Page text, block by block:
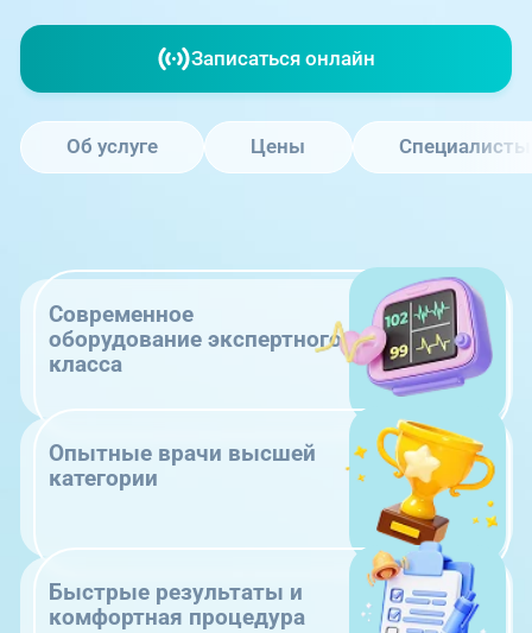
+7 (351) 220-00-03
Записаться онлайн
Об услуге Цены Специалисты
Современное
оборудование экспертного
класса
Опытные врачи высшей
категории
Быстрые результаты и
комфортная процедура